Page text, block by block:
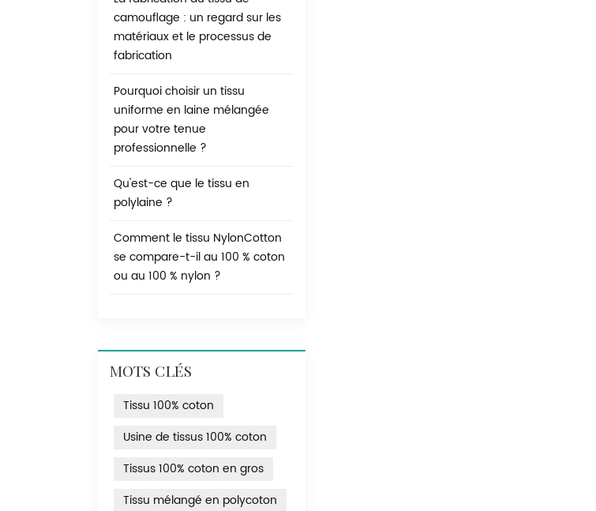
camouflage : un regard sur les
matériaux et le processus de
fabrication
Pourquoi choisir un tissu
uniforme en laine mélangée
pour votre tenue
professionnelle ?
Qu'est-ce que le tissu en
polylaine ?
Comment le tissu NylonCotton
se compare-t-il au 100 % coton
ou au 100 % nylon ?
MOTS CLÉS
Tissu 100% coton
Usine de tissus 100% coton
Tissus 100% coton en gros
Tissu mélangé en polycoton